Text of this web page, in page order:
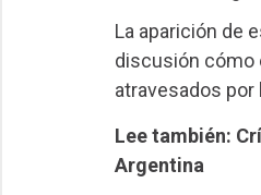
La aparición de
discusión cómo
atravesados
Lee también:
Argentina